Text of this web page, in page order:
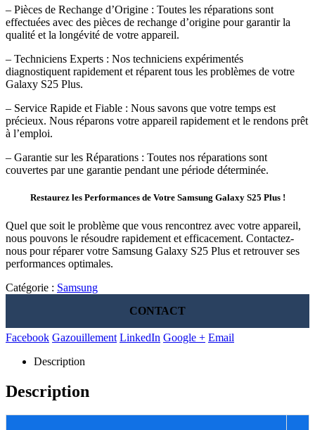
– Pièces de Rechange d’Origine : Toutes les réparations sont
effectuées avec des pièces de rechange d’origine pour garantir la
qualité et la longévité de votre appareil.
– Techniciens Experts : Nos techniciens expérimentés
diagnostiquent rapidement et réparent tous les problèmes de votre
Galaxy S25 Plus.
– Service Rapide et Fiable : Nous savons que votre temps est
précieux. Nous réparons votre appareil rapidement et le rendons prêt
à l’emploi.
– Garantie sur les Réparations : Toutes nos réparations sont
couvertes par une garantie pendant une période déterminée.
Restaurez les Performances de Votre Samsung Galaxy S25 Plus !
Quel que soit le problème que vous rencontrez avec votre appareil,
nous pouvons le résoudre rapidement et efficacement. Contactez-
nous pour réparer votre Samsung Galaxy S25 Plus et retrouver ses
performances optimales.
Catégorie : Samsung
CONTACT
Facebook Gazouillement LinkedIn Google + Email
Description
Description